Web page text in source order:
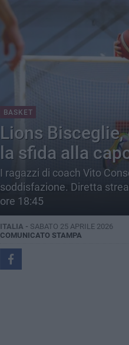
BASKET
Lions
la sfida alla
I ragazzi di coach Vito
soddisfazione. Diretta
ore 18:45
ITALIA - SABATO 25 APRILE 2026
COMUNICATO STAMPA